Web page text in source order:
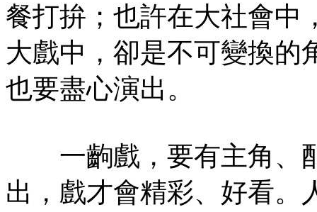
餐打拚；也許在大社會中
大戲中，卻是不可變換的
也要盡心演出。
一齣戲，要有主角、
出，戲才會精彩、好看。